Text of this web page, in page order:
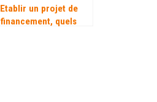
Etablir un projet de
financement, quels